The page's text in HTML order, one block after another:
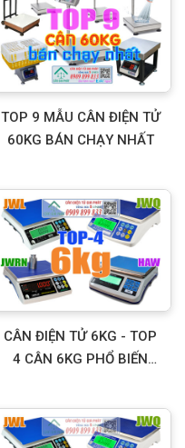
TOP 9 MẪU CÂN ĐIỆN TỬ
60KG BÁN CHẠY NHẤT
CÂN ĐIỆN TỬ 6KG - TOP
4 CÂN 6KG PHỔ BIẾN